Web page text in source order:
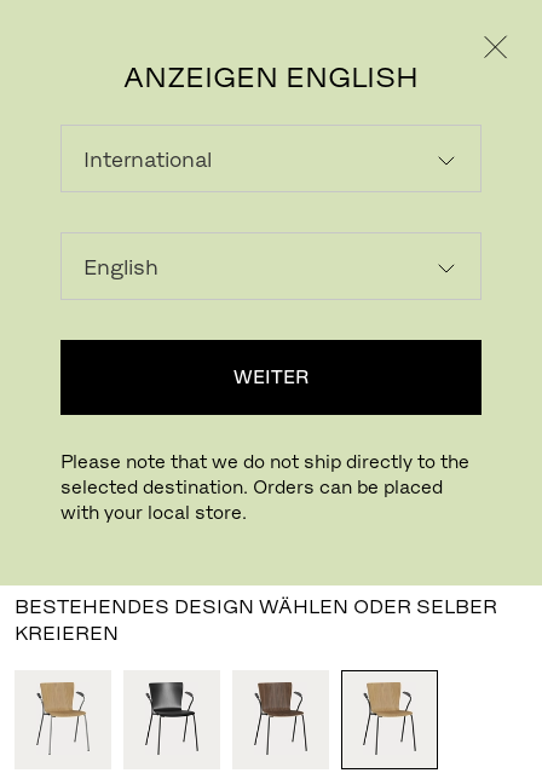
ANZEIGEN ENGLISH
WEITER
Please note that we do not ship directly to the
selected destination. Orders can be placed
with your local store.
VICO DUO™
BESTEHENDES DESIGN WÄHLEN ODER SELBER
KREIEREN